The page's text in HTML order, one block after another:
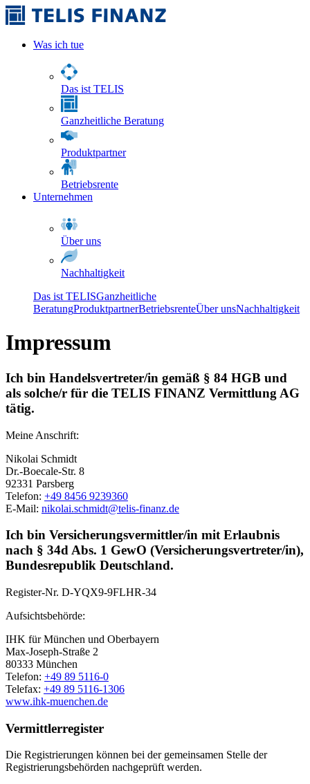
Was ich tue
Das ist TELIS
Ganzheitliche Beratung
Produktpartner
Betriebsrente
Unternehmen
Über uns
Nachhaltigkeit
Das ist TELISGanzheitliche
BeratungProduktpartnerBetriebsrenteÜber unsNachhaltigkeit
Impressum
Ich bin Handelsvertreter/in gemäß § 84 HGB und
als solche/r für die TELIS FINANZ Vermittlung AG
tätig.
Meine Anschrift:
Nikolai Schmidt
Dr.-Boecale-Str. 8
92331 Parsberg
Telefon: +49 8456 9239360
E-Mail: nikolai.schmidt@telis-finanz.de
Ich bin Versicherungsvermittler/in mit Erlaubnis
nach § 34d Abs. 1 GewO (Versicherungsvertreter/in),
Bundesrepublik Deutschland.
Register-Nr. D-YQX9-9FLHR-34
Aufsichtsbehörde:
IHK für München und Oberbayern
Max-Joseph-Straße 2
80333 München
Telefon: +49 89 5116-0
Telefax: +49 89 5116-1306
www.ihk-muenchen.de
Vermittlerregister
Die Registrierungen können bei der gemeinsamen Stelle der
Registrierungsbehörden nachgeprüft werden.